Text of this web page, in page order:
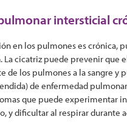
intersticial
en los pulmones es crónica,
La cicatriz puede prevenir que
de los pulmones a la sangre y
de enfermedad pulmonar
que puede experimentar
y dificultar al respirar durante